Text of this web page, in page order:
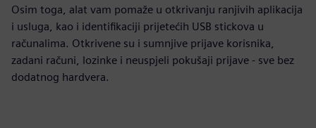
Osim toga, alat vam pomaže u otkrivanju ranjivih aplikacija
i usluga, kao i identifikaciji prijetećih USB stickova u
računalima. Otkrivene su i sumnjive prijave korisnika,
zadani računi, lozinke i neuspjeli pokušaji prijave - sve bez
dodatnog hardvera.